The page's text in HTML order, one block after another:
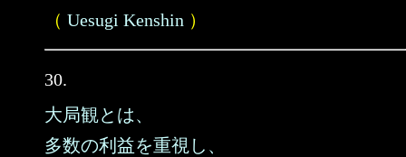
（ Uesugi Kenshin ）
30.
大局観とは、
多数の利益を重視し、